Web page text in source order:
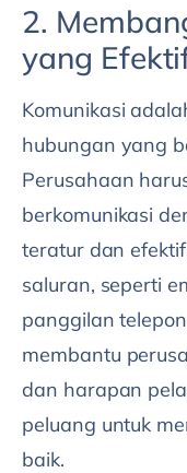
2.
yang
Komunikasi
hubungan yang
Perusahaan
berkomunikasi
teratur dan
saluran, seperti
panggilan
membantu
dan harapan
peluang untuk
baik.